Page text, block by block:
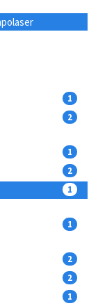
1
2
1
2
1
1
2
2
1